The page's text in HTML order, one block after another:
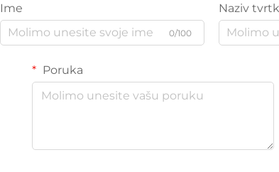
Ime
0/100
Naziv
Poruka